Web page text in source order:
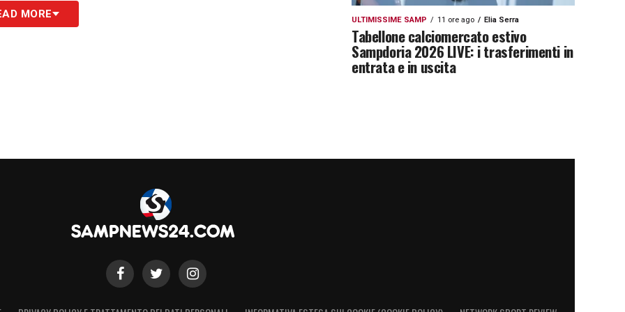
MORE ULTIMISSIME SAMP 11 ore ago Elia Serra
Tabellone calciomercato estivo
Sampdoria 2026 LIVE: i trasferimenti in
entrata e in uscita